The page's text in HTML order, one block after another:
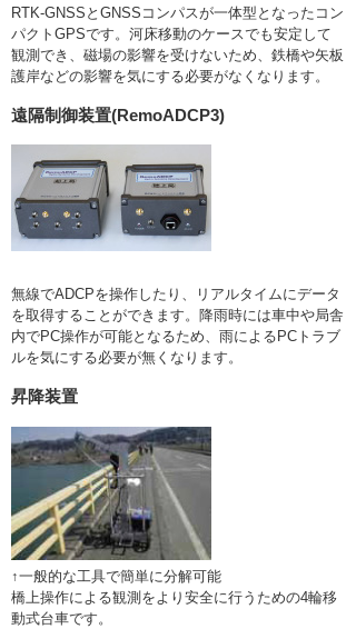
RTK-GNSSとGNSSコンパスが一体型となったコン
パクトGPSです。河床移動のケースでも安定して
観測でき、磁場の影響を受けないため、鉄橋や矢板
護岸などの影響を気にする必要がなくなります。
遠隔制御装置(RemoADCP3)
無線でADCPを操作したり、リアルタイムにデータ
を取得することができます。降雨時には車中や局舎
内でPC操作が可能となるため、雨によるPCトラブ
ルを気にする必要が無くなります。
昇降装置
↑一般的な工具で簡単に分解可能
橋上操作による観測をより安全に行うための4輪移
動式台車です。